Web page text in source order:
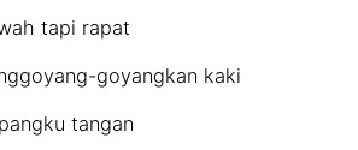
tapi rapat
goyangkan kaki
tangan